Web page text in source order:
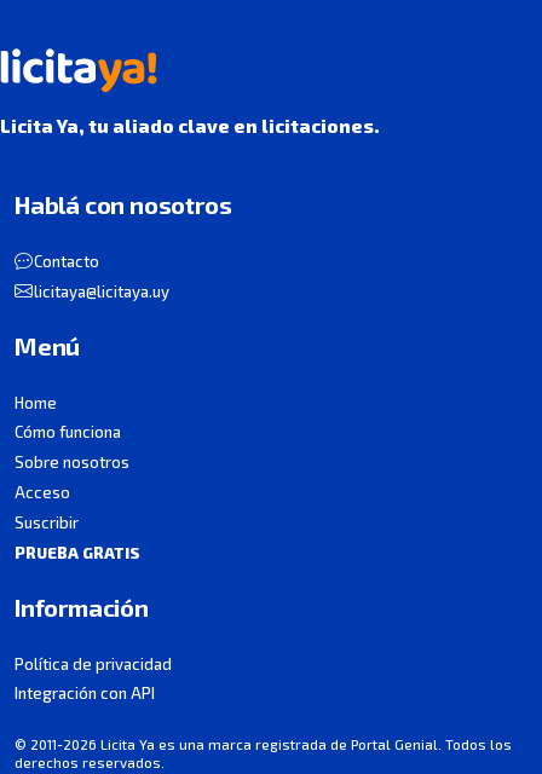
Licita Ya, tu aliado clave en licitaciones.
Hablá con nosotros
Contacto
licitaya@licitaya.uy
Menú
Home
Cómo funciona
Sobre nosotros
Acceso
Suscribir
PRUEBA GRATIS
Información
Política de privacidad
Integración con API
© 2011-2026 Licita Ya es una marca registrada de Portal Genial. Todos los
derechos reservados.